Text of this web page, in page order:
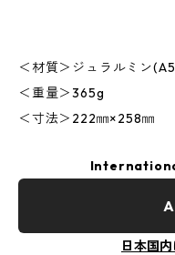
＜材質＞ジュラルミン
＜重量＞365g
＜寸法＞222㎜×258㎜
日本国